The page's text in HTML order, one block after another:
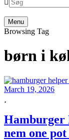
menu
Search
Menu
Browsing Tag
børn i
March 19, 2026
Hamburger
nem one